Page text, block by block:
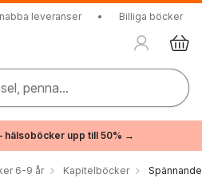
leveranser • Billiga böcker
penna...
hälsoböcker upp till 50% →
6-9 år Kapitelböcker